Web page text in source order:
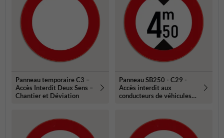
Panneau temporaire C3 –
Accès Interdit Deux Sens –
Chantier et Déviation
Panneau SB250 - C29 -
Accès interdit aux
conducteurs de véhicules